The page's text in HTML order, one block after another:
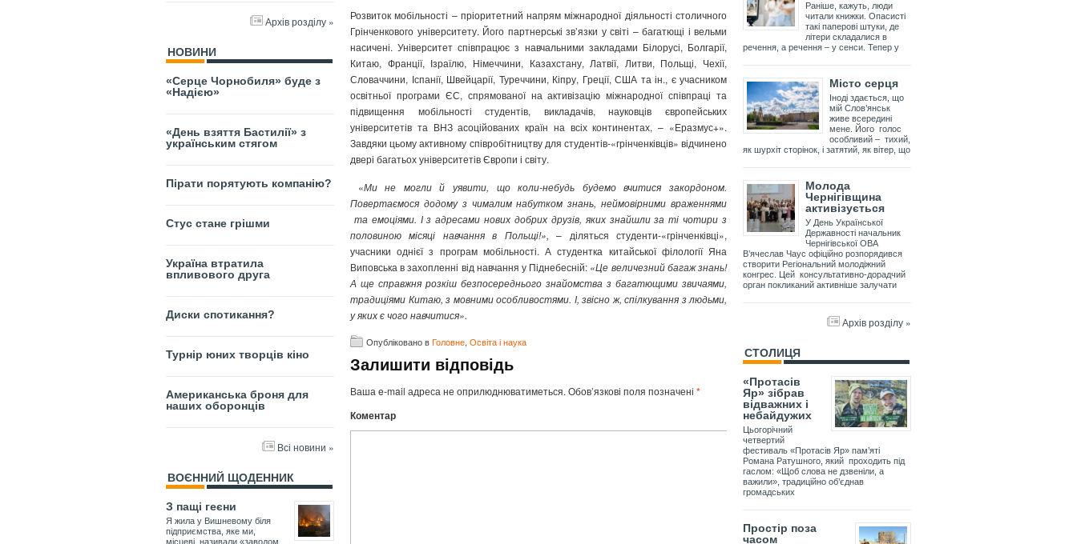
Архів розділу »
НОВИНИ
«Серце Чорнобиля» буде з
«Надією»
«День взяття Бастилії» з
українським стягом
Пірати порятують компанію?
Стус стане грішми
Україна втратила
впливового друга
Диски спотикання?
Турнір юних творців кіно
Американська броня для
наших оборонців
Всі новини »
ВОЄННИЙ ЩОДЕННИК
З пащі геєни
Я жила у Вишневому біля
підприємства, яке ми,
місцеві, називали «заводом
Розвиток мобільності – пріоритетний напрям міжнародної діяльності столичного
Грінченкового університету. Його партнерські зв’язки у світі – багатющі і вельми
насичені. Університет співпрацює з навчальними закладами Білорусі, Болгарії,
Китаю, Франції, Ізраїлю, Німеччини, Казахстану, Латвії, Литви, Польщі, Чехії,
Словаччини, Іспанії, Швейцарії, Туреччини, Кіпру, Греції, США та ін., є учасником
освітньої програми ЄС, спрямованої на активізацію міжнародної співпраці та
підвищення мобільності студентів, викладачів, науковців європейських
університетів та ВНЗ асоційованих країн на всіх континентах, – «Еразмус+».
Завдяки цьому активному співробітництву для студентів-«грінченківців» відчинено
двері багатьох університетів Європи і світу.
«Ми не могли й уявити, що коли-небудь будемо вчитися закордоном.
Повертаємося додому з чималим набутком знань, неймовірними враженнями
та емоціями. І з адресами нових добрих друзів, яких знайшли за ті чотири з
половиною місяці навчання в Польщі!»,– діляться студенти-«грінченківці»,
учасники однієї з програм мобільності. А студентка китайської філології Яна
Виповська в захопленні від навчання у Піднебесній: «Це величезний багаж знань!
А ще справжня розкіш безпосереднього знайомства з багатющими звичаями,
традиціями Китаю, з мовними особливостями. І, звісно ж, спілкування з людьми,
у яких є чого навчитися».
Опубліковано вГоловне, Освіта і наука
Залишити відповідь
Ваша e-mail адреса не оприлюднюватиметься. Обов’язкові поля позначені *
Коментар
Раніше, кажуть, люди
читали книжки. Опасисті
такі паперові штуки, де
літери складалися в
речення, а речення – у сенси. Тепер у
Місто серця
Іноді здається, що
мій Слов’янськ
живе всередині
мене. Його голос
особливий – тихий,
як шурхіт сторінок, і затятий, як вітер, що
Молода
Чернігівщина
активізується
У День Української
Державності начальник
Чернігівської ОВА
В’ячеслав Чаус офіційно розпорядився
створити Регіональний молодіжний
конгрес. Цей консультативно-дорадчий
орган покликаний активніше залучати
Архів розділу »
СТОЛИЦЯ
«Протасів
Яр» зібрав
відважних і
небайдужих
Цьогорічний
четвертий
фестиваль «Протасів Яр» пам’яті
Романа Ратушного, який проходить під
гаслом: «Щоб слова не дзвеніли, а
важили», традиційно об’єднав
громадських
Простір поза
часом